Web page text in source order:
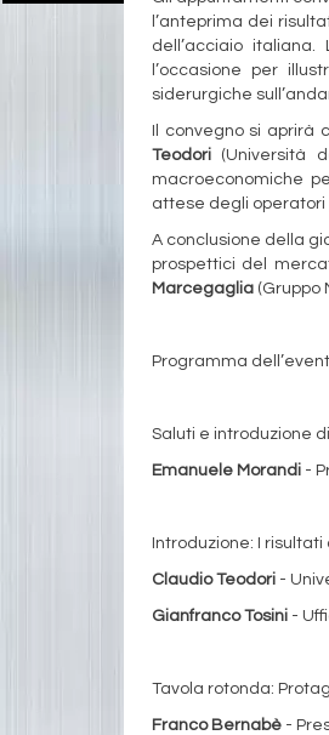
l’anteprima dei
dell’acciaio
l’occasione per
siderurgiche
Il convegno si aprirà
Teodori (Università
macroeconomiche
attese degli operatori
A conclusione della
prospettici del
Marcegaglia (Gruppo
Programma
Saluti e introduzione
Emanuele Morandi -
Introduzione: I risultati
Claudio Teodori -
Gianfranco Tosini -
Tavola rotonda:
Franco Bernabè -